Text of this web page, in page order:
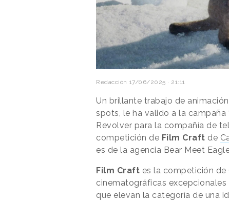
Redacción 17/06/2025 · 21:11
Un brillante trabajo de
spots, le ha valido a la
Revolver para la compañía de
competición de Film Craft de
es de la agencia Bear Meet
Film Craft es la competición de
cinematográficas
que elevan la categoría de una